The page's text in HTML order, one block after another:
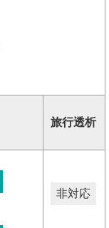
旅行透析
非対応